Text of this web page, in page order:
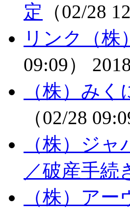
定 （02/28
リンク（株
09:09）
（株）み
（02/28
（株）ジ
／破産手続
（株）ア